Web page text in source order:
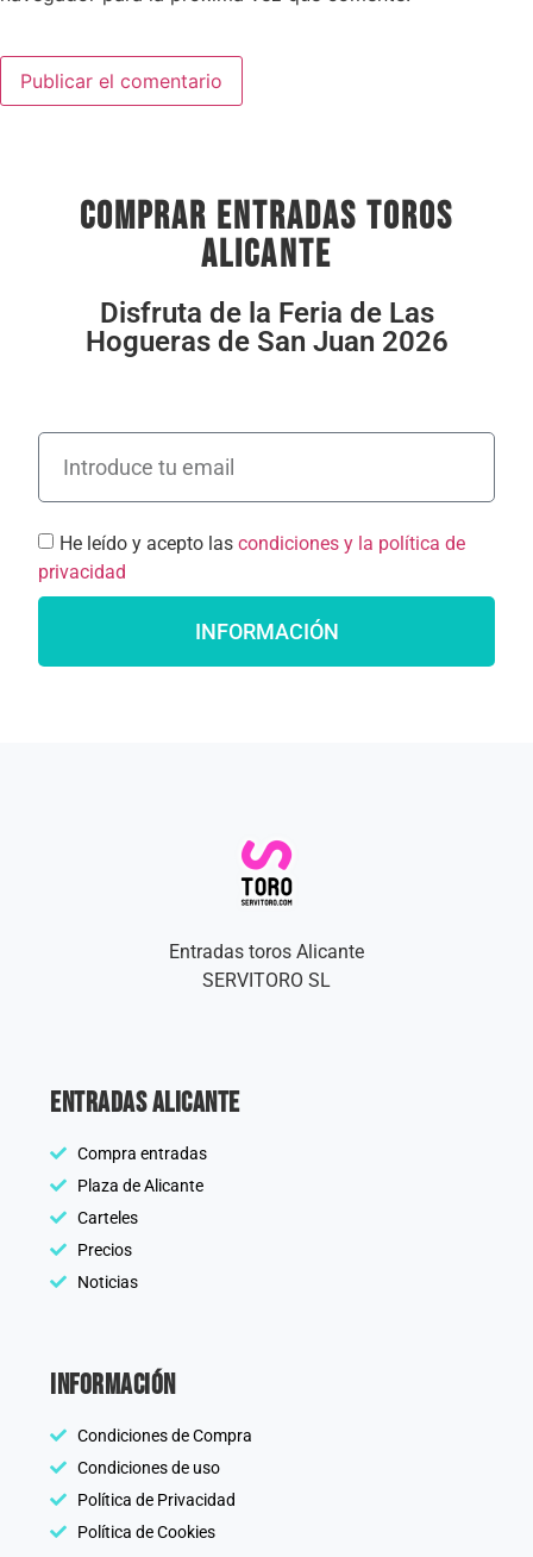
comprar entradas toros
alicante
Disfruta de la Feria de Las
Hogueras de San Juan 2026
He leído y acepto las condiciones y la política de
privacidad
INFORMACIÓN
Entradas toros Alicante
SERVITORO SL
Entradas Alicante
Compra entradas
Plaza de Alicante
Carteles
Precios
Noticias
información
Condiciones de Compra
Condiciones de uso
Política de Privacidad
Política de Cookies